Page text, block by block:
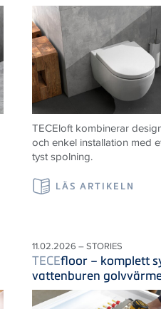
TECEloft kombinerar
och enkel installation med
tyst spolning.
LÄS ARTIKELN
11.02.2026 – STORIES
TECEfloor – komplett
vattenburen